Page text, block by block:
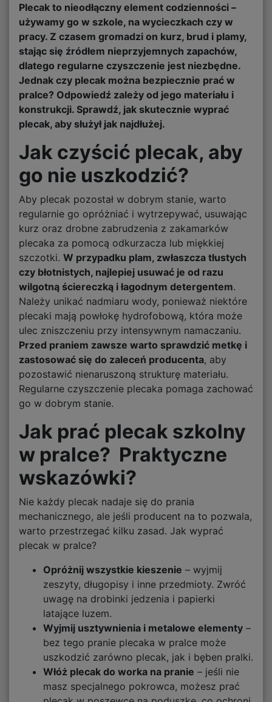
Plecak to nieodłączny element codzienności –
używamy go w szkole, na wycieczkach czy w
pracy. Z czasem gromadzi on kurz, brud i plamy,
stając się źródłem nieprzyjemnych zapachów,
dlatego regularne czyszczenie jest niezbędne.
Jednak czy plecak można bezpiecznie prać w
pralce? Odpowiedź zależy od jego materiału i
konstrukcji. Sprawdź, jak skutecznie wyprać
plecak, aby służył jak najdłużej.
Jak czyścić plecak, aby
go nie uszkodzić?
Aby plecak pozostał w dobrym stanie, warto
regularnie go opróżniać i wytrzepywać, usuwając
kurz oraz drobne zabrudzenia z zakamarków
plecaka za pomocą odkurzacza lub miękkiej
szczotki. W przypadku plam, zwłaszcza tłustych
czy błotnistych, najlepiej usuwać je od razu
wilgotną ściereczką i łagodnym detergentem.
Należy unikać nadmiaru wody, ponieważ niektóre
plecaki mają powłokę hydrofobową, która może
ulec zniszczeniu przy intensywnym namaczaniu.
Przed praniem zawsze warto sprawdzić metkę i
zastosować się do zaleceń producenta, aby
pozostawić nienaruszoną strukturę materiału.
Regularne czyszczenie plecaka pomaga zachować
go w dobrym stanie.
Jak prać plecak szkolny
w pralce? Praktyczne
wskazówki?
Nie każdy plecak nadaje się do prania
mechanicznego, ale jeśli producent na to pozwala,
warto przestrzegać kilku zasad. Jak wyprać
plecak w pralce?
Opróżnij wszystkie kieszenie – wyjmij
zeszyty, długopisy i inne przedmioty. Zwróć
uwagę na drobinki jedzenia i papierki
latające luzem.
Wyjmij usztywnienia i metalowe elementy –
bez tego pranie plecaka w pralce może
uszkodzić zarówno plecak, jak i bęben pralki.
Włóż plecak do worka na pranie – jeśli nie
masz specjalnego pokrowca, możesz prać